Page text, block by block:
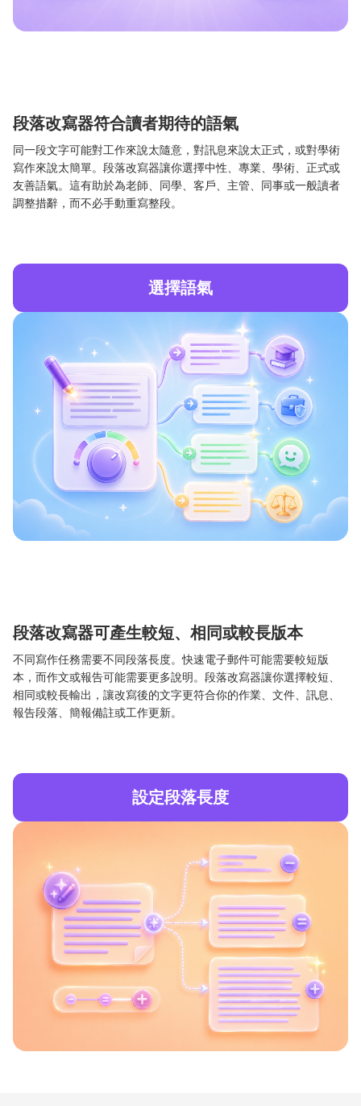
段落改寫器符合讀者期待的語氣
同一段文字可能對工作來說太隨意，對訊息來說太正式，或對學術
寫作來說太簡單。段落改寫器讓你選擇中性、專業、學術、正式或
友善語氣。這有助於為老師、同學、客戶、主管、同事或一般讀者
調整措辭，而不必手動重寫整段。
選擇語氣
段落改寫器可產生較短、相同或較長版本
不同寫作任務需要不同段落長度。快速電子郵件可能需要較短版
本，而作文或報告可能需要更多說明。段落改寫器讓你選擇較短、
相同或較長輸出，讓改寫後的文字更符合你的作業、文件、訊息、
報告段落、簡報備註或工作更新。
設定段落長度